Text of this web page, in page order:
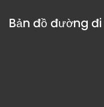
Bản đồ đường đi